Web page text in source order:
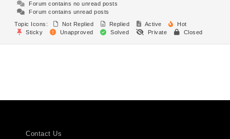
Forum contains no unread posts
Forum contains unread posts
Topic Icons:
Not Replied Replied Active
Hot
Sticky
Unapproved Solved Private Closed
Contact Us